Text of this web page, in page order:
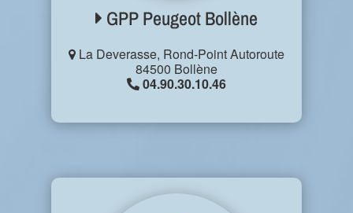
GPP Peugeot Bollène
La Deverasse, Rond-Point Autoroute
84500 Bollène
04.90.30.10.46